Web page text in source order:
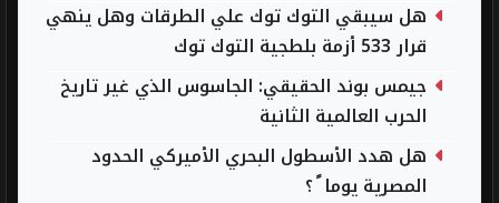
هل سيبقي التوك توك علي الطرقات وهل ينهي
قرار 533 أزمة بلطجية التوك توك
جيمس بوند الحقيقي: الجاسوس الذي غير تاريخ
الحرب العالمية الثانية
هل هدد الأسطول البحري الأميركي الحدود
المصرية يوما ً ؟